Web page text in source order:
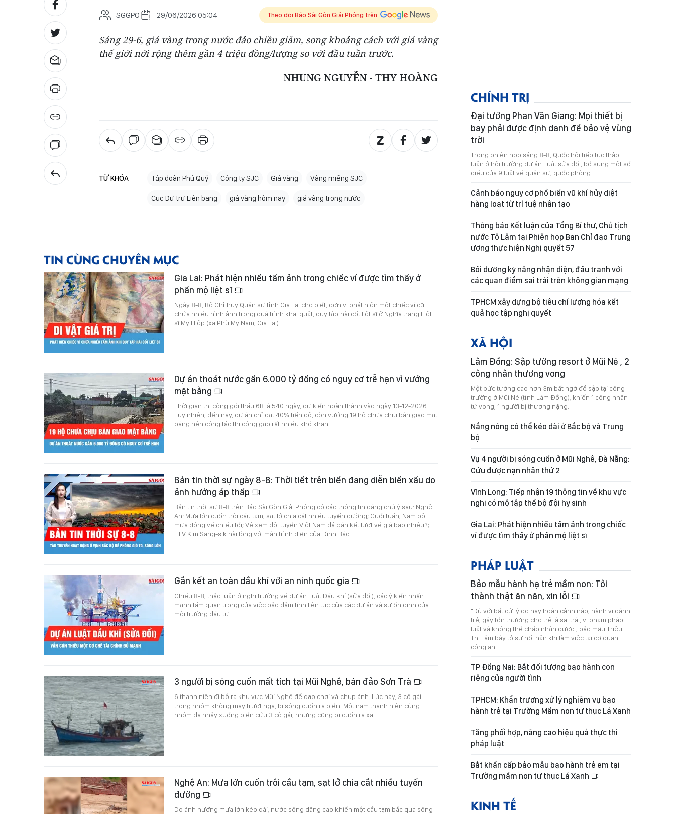
SGGPO 29/06/2026 05:04 Theo dõi Báo Sài Gòn Giải Phóng trên
Sáng 29-6, giá vàng trong nước đảo chiều giảm, song khoảng cách với giá vàng
thế giới nới rộng thêm gần 4 triệu đồng/lượng so với đầu tuần trước.
NHUNG NGUYỄN - THY HOÀNG
TỪ KHÓA Tập đoàn Phú Quý Công ty SJC Giá vàng Vàng miếng SJC
Cục Dự trữ Liên bang giá vàng hôm nay giá vàng trong nước
TIN CÙNG CHUYÊN MỤC
Gia Lai: Phát hiện nhiều tấm ảnh trong chiếc ví được tìm thấy ở
phần mộ liệt sĩ
Ngày 8-8, Bộ Chỉ huy Quân sự tỉnh Gia Lai cho biết, đơn vị phát hiện một chiếc ví cũ
chứa nhiều hình ảnh trong quá trình khai quật, quy tập hài cốt liệt sĩ ở Nghĩa trang Liệt
sĩ Mỹ Hiệp (xã Phù Mỹ Nam, Gia Lai).
Dự án thoát nước gần 6.000 tỷ đồng có nguy cơ trễ hạn vì vướng
mặt bằng
Thời gian thi công gói thầu 6B là 540 ngày, dự kiến hoàn thành vào ngày 13-12-2026.
Tuy nhiên, đến nay, dự án chỉ đạt 40% tiến độ, còn vướng 19 hộ chưa chịu bàn giao mặt
bằng nên công tác thi công gặp rất nhiều khó khăn.
Bản tin thời sự ngày 8-8: Thời tiết trên biển đang diễn biến xấu do
ảnh hưởng áp thấp
Bản tin thời sự 8-8 trên Báo Sài Gòn Giải Phóng có các thông tin đáng chú ý sau: Nghệ
An: Mưa lớn cuốn trôi cầu tạm, sạt lở chia cắt nhiều tuyến đường; Cuối tuần, Nam bộ
mưa dông về chiều tối; Vé xem đội tuyển Việt Nam đá bán kết lượt về giá bao nhiêu?;
HLV Kim Sang-sik hài lòng với màn trình diễn của Đình Bắc...
Gắn kết an toàn dầu khí với an ninh quốc gia
Chiều 8-8, thảo luận ở nghị trường về dự án Luật Dầu khí (sửa đổi), các ý kiến nhấn
mạnh tầm quan trọng của việc bảo đảm tính liên tục của các dự án và sự ổn định của
môi trường đầu tư.
3 người bị sóng cuốn mất tích tại Mũi Nghê, bán đảo Sơn Trà
6 thanh niên đi bộ ra khu vực Mũi Nghê để dạo chơi và chụp ảnh. Lúc này, 3 cô gái
trong nhóm không may trượt ngã, bị sóng cuốn ra biển. Một nam thanh niên cùng
nhóm đã nhảy xuống biển cứu 3 cô gái, nhưng cũng bị cuốn ra xa.
Nghệ An: Mưa lớn cuốn trôi cầu tạm, sạt lở chia cắt nhiều tuyến
đường
Do ảnh hưởng mưa lớn kéo dài, nước sông dâng cao khiến một cầu tạm bắc qua sông
CHÍNH TRỊ
Đại tướng Phan Văn Giang: Mọi thiết bị
bay phải được định danh để bảo vệ vùng
trời
Trong phiên họp sáng 8-8, Quốc hội tiếp tục thảo
luận ở hội trường dự án Luật sửa đổi, bổ sung một số
điều của 9 luật về quân sự, quốc phòng.
Cảnh báo nguy cơ phổ biến vũ khí hủy diệt
hàng loạt từ trí tuệ nhân tạo
Thông báo Kết luận của Tổng Bí thư, Chủ tịch
nước Tô Lâm tại Phiên họp Ban Chỉ đạo Trung
ương thực hiện Nghị quyết 57
Bồi dưỡng kỹ năng nhận diện, đấu tranh với
các quan điểm sai trái trên không gian mạng
TPHCM xây dựng bộ tiêu chí lượng hóa kết
quả học tập nghị quyết
XÃ HỘI
Lâm Đồng: Sập tường resort ở Mũi Né , 2
công nhân thương vong
Một bức tường cao hơn 3m bất ngờ đổ sập tại công
trường ở Mũi Né (tỉnh Lâm Đồng), khiến 1 công nhân
tử vong, 1 người bị thương nặng.
Nắng nóng có thể kéo dài ở Bắc bộ và Trung
bộ
Vụ 4 người bị sóng cuốn ở Mũi Nghê, Đà Nẵng:
Cứu được nạn nhân thứ 2
Vĩnh Long: Tiếp nhận 19 thông tin về khu vực
nghi có mộ tập thể bộ đội hy sinh
Gia Lai: Phát hiện nhiều tấm ảnh trong chiếc
ví được tìm thấy ở phần mộ liệt sĩ
PHÁP LUẬT
Bảo mẫu hành hạ trẻ mầm non: Tôi
thành thật ăn năn, xin lỗi
"Dù với bất cứ lý do hay hoàn cảnh nào, hành vi đánh
trẻ, gây tổn thương cho trẻ là sai trái, vi phạm pháp
luật và không thể chấp nhận được", bảo mẫu Triệu
Thị Tâm bày tỏ sự hối hận khi làm việc tại cơ quan
công an.
TP Đồng Nai: Bắt đối tượng bạo hành con
riêng của người tình
TPHCM: Khẩn trương xử lý nghiêm vụ bạo
hành trẻ tại Trường Mầm non tư thục Lá Xanh
Tăng phối hợp, nâng cao hiệu quả thực thi
pháp luật
Bắt khẩn cấp bảo mẫu bạo hành trẻ em tại
Trường mầm non tư thục Lá Xanh
KINH TẾ